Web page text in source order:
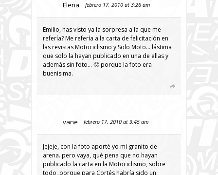
Elena febrero 17, 2010 at 3:26 am
Emilio, has visto ya la sorpresa a la que me
refería? Me refería a la carta de felicitación en
las revistas Motociclismo y Solo Moto… lástima
que solo la hayan publicado en una de ellas y
además sin foto… 🙁 porque la foto era
buenísima.
vane febrero 17, 2010 at 9:45 am
Jejeje, con la foto aporté yo mi granito de
arena..pero vaya, qué pena que no hayan
publicado la carta en la Motociclismo, sobre
todo, porque para Cortés habría sido un